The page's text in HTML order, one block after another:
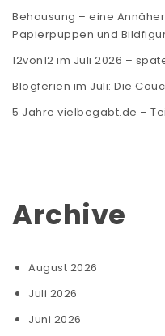
Behausung – eine
Papierpuppen und
12von12 im Juli 2026 –
Blogferien im Juli: Die
5 Jahre vielbegabt.de –
Archive
August 2026
Juli 2026
Juni 2026